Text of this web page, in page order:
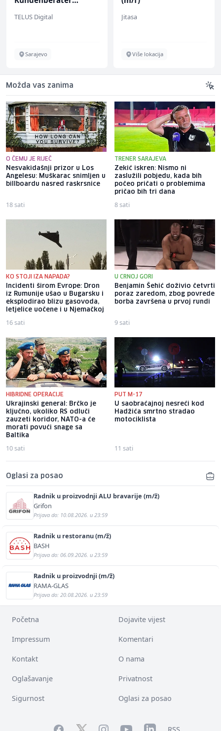
TELUS Digital
Sarajevo
Jitasa
Više lokacija
Možda vas zanima
O ČEMU JE RIJEČ
Nesvakidašnji prizor u Los
Angelesu: Muškarac snimljen u
billboardu nasred raskrsnice
18 sati
TRENER SARAJEVA
Zekić iskren: Nismo ni
zaslužili pobjedu, kada bih
počeo pričati o problemima
pričao bih tri dana
8 sati
KO STOJI IZA NAPADA?
Incidenti širom Evrope: Dron
iz Rumunije ušao u Bugarsku i
eksplodirao blizu gasovoda,
letjelice uočene i u Njemačkoj
16 sati
U CRNOJ GORI
Benjamin Šehić doživio četvrti
poraz zaredom, zbog povrede
borba završena u prvoj rundi
9 sati
HIBRIDNE OPERACIJE
Ukrajinski general: Brčko je
ključno, ukoliko RS odluči
zauzeti koridor, NATO-a će
morati povući snage sa
Baltika
10 sati
PUT M-17
U saobraćajnoj nesreći kod
Hadžića smrtno stradao
motociklista
11 sati
Oglasi za posao
Radnik u proizvodnji ALU bravarije (m/ž)
Grifon
Prijava do: 10.08.2026. u 23:59
Radnik u restoranu (m/ž)
BASH
Prijava do: 06.09.2026. u 23:59
Radnik u proizvodnji (m/ž)
RAMA-GLAS
Prijava do: 20.08.2026. u 23:59
Početna Dojavite vijest
Impressum Komentari
Kontakt O nama
Oglašavanje Privatnost
Sigurnost Oglasi za posao
FacebookTwitterInstagramYouTubeLinkedIn